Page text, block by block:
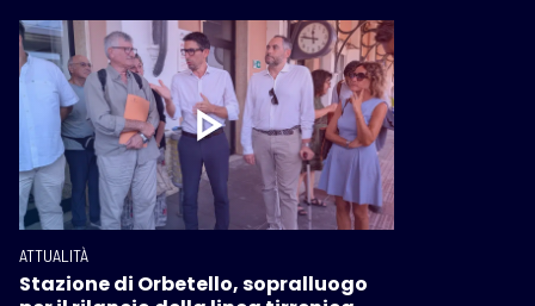
ATTUALITÀ
Stazione di Orbetello, sopralluogo